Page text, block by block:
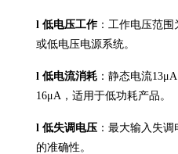
l 低电压工作：工作电压范围
或低电压电源系统。
l 低电流消耗：静态电流
16μA， 适用于低功耗产品 。
l 低失调电压：最大输入失调
的准确性。